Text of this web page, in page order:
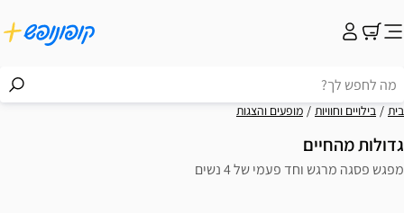
בית בילויים וחוויות מופעים והצגות
גדולות מהחיים
מפגש פסגה מרגש וחד פעמי של 4 נשים